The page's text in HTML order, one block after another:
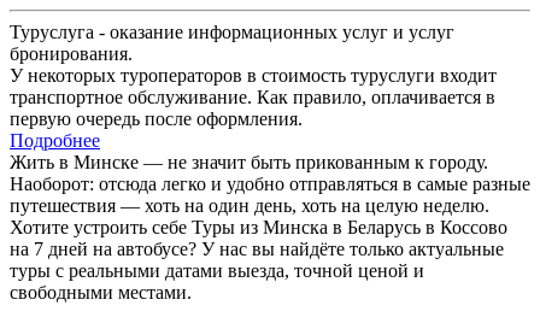
Туруслуга - оказание информационных услуг и услуг
бронирования.
У некоторых туроператоров в стоимость туруслуги входит
транспортное обслуживание. Как правило, оплачивается в
первую очередь после оформления.
Подробнее
Жить в Минске — не значит быть прикованным к городу.
Наоборот: отсюда легко и удобно отправляться в самые разные
путешествия — хоть на один день, хоть на целую неделю.
Хотите устроить себе Туры из Минска в Беларусь в Коссово
на 7 дней на автобусе? У нас вы найдёте только актуальные
туры с реальными датами выезда, точной ценой и
свободными местами.